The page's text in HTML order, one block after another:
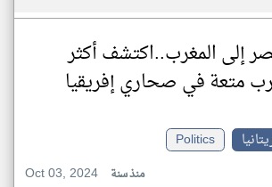
إلى المغرب..اكتشف أكثر
متعة في صحاري إفريقيا
Politics
Oct 03, 2024
منذ سنة